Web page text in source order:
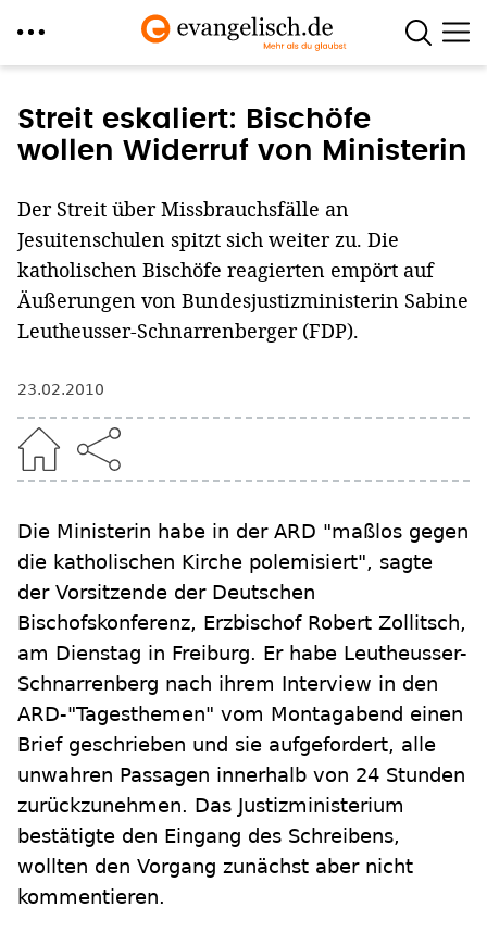
zum
Inhalt
Streit eskaliert: Bischöfe
wollen Widerruf von Ministerin
Der Streit über Missbrauchsfälle an
Jesuitenschulen spitzt sich weiter zu. Die
katholischen Bischöfe reagierten empört auf
Äußerungen von Bundesjustizministerin Sabine
Leutheusser-Schnarrenberger (FDP).
23.02.2010
Die Ministerin habe in der ARD "maßlos gegen
die katholischen Kirche polemisiert", sagte
der Vorsitzende der Deutschen
Bischofskonferenz, Erzbischof Robert Zollitsch,
am Dienstag in Freiburg. Er habe Leutheusser-
Schnarrenberg nach ihrem Interview in den
ARD-"Tagesthemen" vom Montagabend einen
Brief geschrieben und sie aufgefordert, alle
unwahren Passagen innerhalb von 24 Stunden
zurückzunehmen. Das Justizministerium
bestätigte den Eingang des Schreibens,
wollten den Vorgang zunächst aber nicht
kommentieren.